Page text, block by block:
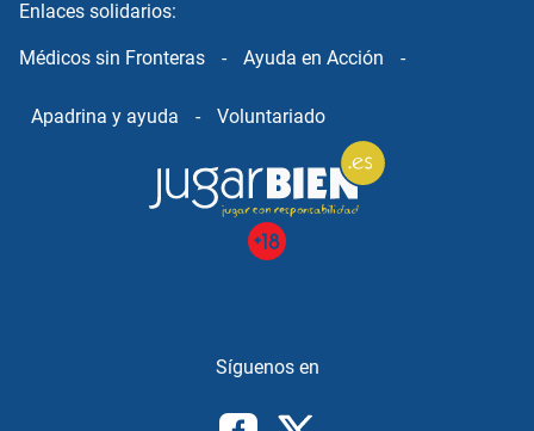
Enlaces solidarios:
Médicos sin Fronteras - Ayuda en Acción -
Apadrina y ayuda - Voluntariado